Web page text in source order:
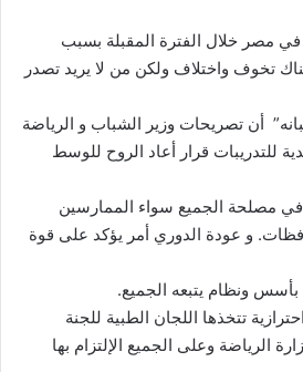
مصر خلال الفترة المقبلة بسبب
تخوف واختلاف ولكن من لا يريد تصدر
أن تصريحات وزير الشباب و الرياضة
للتدريبات قرار أعاد الروح للوسط
مصلحة الجميع سواء الممارسين
و عودة الدوري أمر يؤكد على قوة
ونظام يتبعه الجميع.
تتخذها اللجان الطبية للجنة
الرياضة وعلى الجميع الإلتزام بها